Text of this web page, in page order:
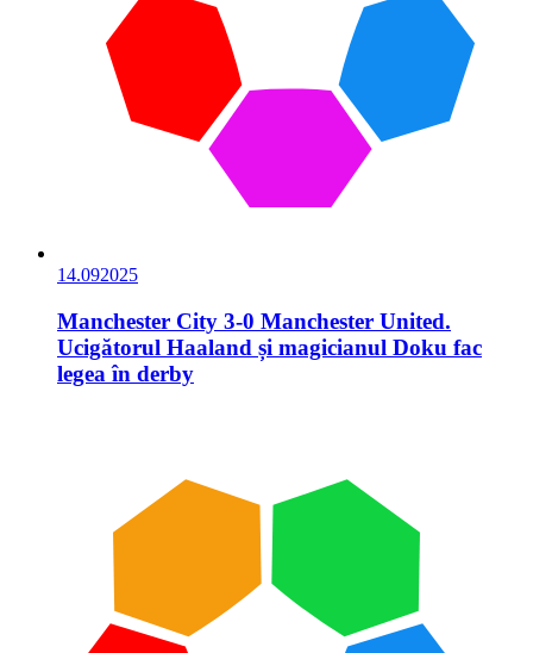
14.092025
Manchester City 3-0 Manchester United.
Ucigătorul Haaland și magicianul Doku fac
legea în derby